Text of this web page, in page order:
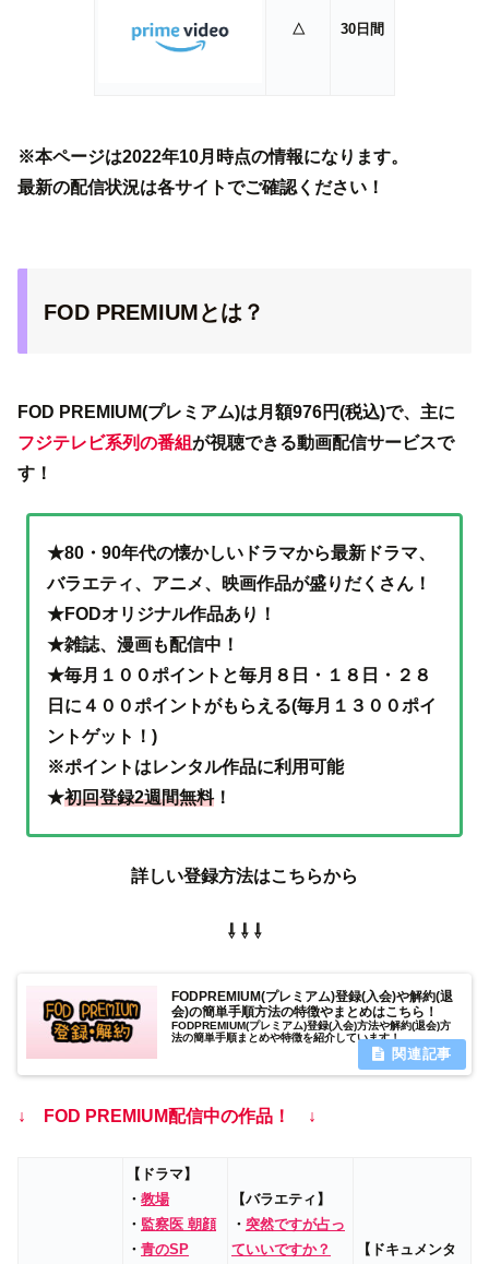
△ 30日間
※本ページは2022年10月時点の情報になります。
最新の配信状況は各サイトでご確認ください！
FOD PREMIUMとは？
FOD PREMIUM(プレミアム)は月額976円(税込)で、主に
フジテレビ系列の番組が視聴できる動画配信サービスで
す！
★80・90年代の懐かしいドラマから最新ドラマ、
バラエティ、アニメ、映画作品が盛りだくさん！
★FODオリジナル作品あり！
★雑誌、漫画も配信中！
★毎月１００ポイントと毎月８日・１８日・２８
日に４００ポイントがもらえる(毎月１３００ポイ
ントゲット！)
※ポイントはレンタル作品に利用可能
★初回登録2週間無料！
詳しい登録方法はこちらから
⇩ ⇩ ⇩
FODPREMIUM(プレミアム)登録(入会)や解約(退
会)の簡単手順方法の特徴やまとめはこちら！
FODPREMIUM(プレミアム)登録(入会)方法や解約(退会)方
法の簡単手順まとめや特徴を紹介しています！
↓ FOD PREMIUM配信中の作品！ ↓
【ドラマ】
・ 教場
・ 監察医 朝顔
・ 青のSP
【バラエティ】
・ 突然ですが占っ
ていいですか？
【ドキュメンタ